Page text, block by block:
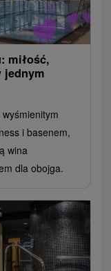
miłość,
jednym
i basenem,
wina
dla obojga.